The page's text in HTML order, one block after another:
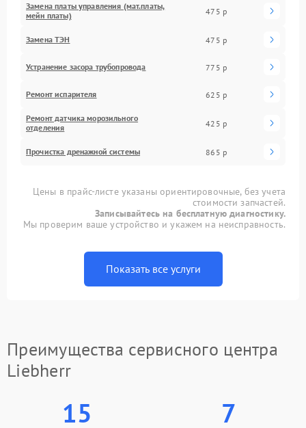
Замена платы управления (мат.платы,
мейн платы)
475 р
Замена ТЭН 475 р
Устранение засора трубопровода 775 р
Ремонт испарителя 625 р
Ремонт датчика морозильного
отделения
425 р
Прочистка дренажной системы 865 р
Цены в прайс-листе указаны ориентировочные, без учета
стоимости запчастей.
Записывайтесь на бесплатную диагностику.
Мы проверим ваше устройство и укажем на неисправность.
Показать все услуги
Преимущества сервисного центра
Liebherr
15 7